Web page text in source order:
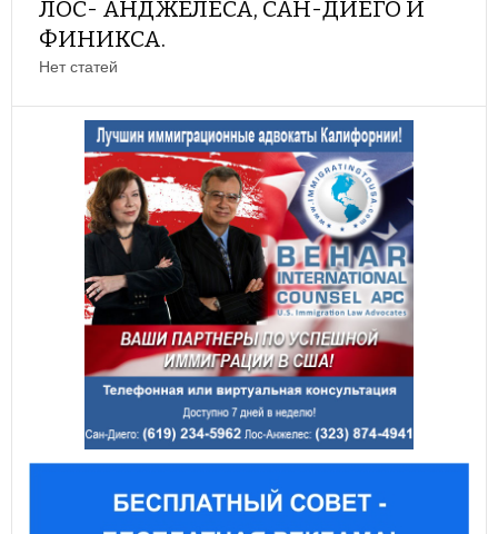
ЛОС- АНДЖЕЛЕСА, САН-ДИЕГО И
ФИНИКСА.
Нет статей